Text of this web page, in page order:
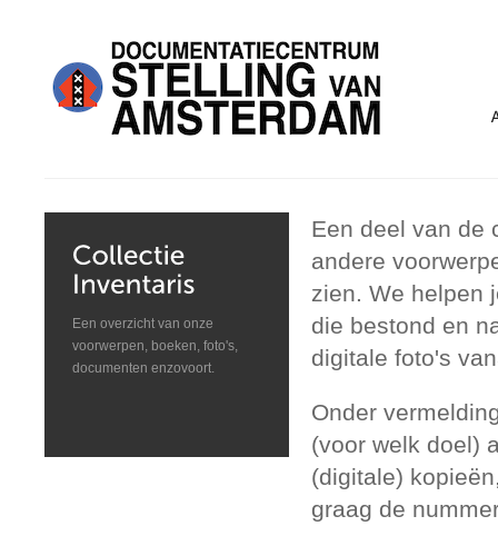
Een overzicht van onze
voorwerpen, boeken, foto's,
documenten enzovoort.
Een deel van de
andere
zien. We helpen
die bestond en
digitale foto's
Onder
(voor welk doel)
(digitale)
graag de